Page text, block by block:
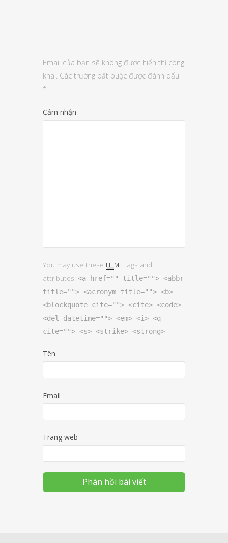
Email của bạn sẽ không được hiển thị công
khai. Các trường bắt buộc được đánh dấu
*
Cảm nhận
You may use these HTML tags and
attributes: <a href="" title=""> <abbr
title=""> <acronym title=""> <b>
<blockquote cite=""> <cite> <code>
<del datetime=""> <em> <i> <q
cite=""> <s> <strike> <strong>
Tên
Email
Trang web